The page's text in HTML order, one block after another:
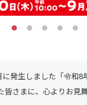
に発生しました 「令和8
皆さまに、 心よりお見